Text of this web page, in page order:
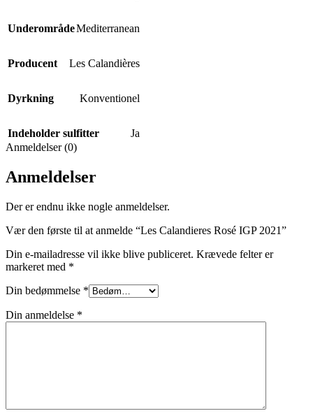
UnderområdeMediterranean
Producent Les Calandières
Dyrkning Konventionel
Indeholder sulfitter
Ja
Anmeldelser (0)
Anmeldelser
Der er endnu ikke nogle anmeldelser.
Vær den første til at anmelde “Les Calandieres Rosé IGP 2021”
Din e-mailadresse vil ikke blive publiceret. Krævede felter er
markeret med *
Din bedømmelse *
Din anmeldelse *